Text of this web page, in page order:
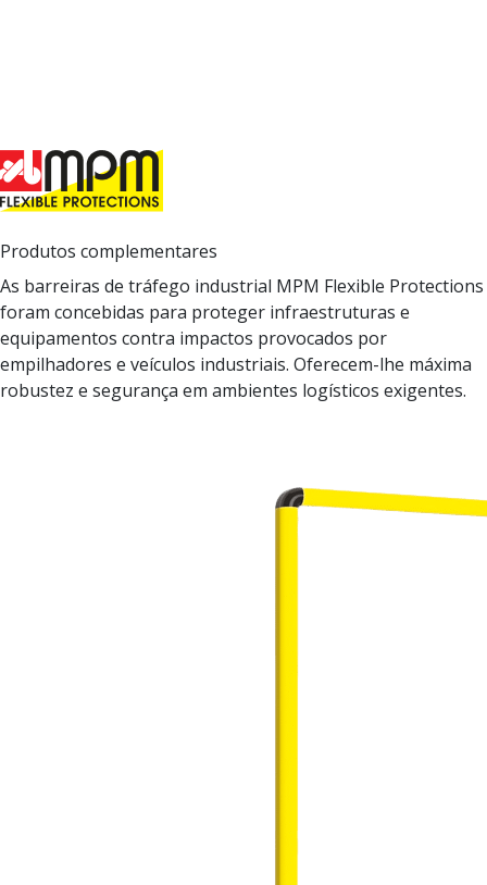
Produtos complementares
As barreiras de tráfego industrial MPM Flexible Protections
foram concebidas para proteger infraestruturas e
equipamentos contra impactos provocados por
empilhadores e veículos industriais. Oferecem-lhe máxima
robustez e segurança em ambientes logísticos exigentes.